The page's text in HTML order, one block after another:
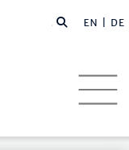
EN | DE